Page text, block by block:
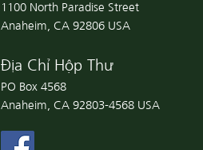
1100 North Paradise Street
Anaheim, CA 92806 USA
Địa Chỉ Hộp Thư
PO Box 4568
Anaheim, CA 92803-4568 USA